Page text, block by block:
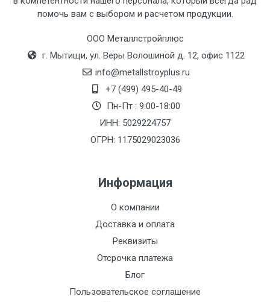
помочь вам с выбором и расчетом продукции.
ООО Металлстройплюс
г. Мытищи, ул. Веры Волошиной д. 12, офис 1122
info@metallstroyplus.ru
+7 (499) 495-40-49
Пн-Пт : 9:00-18:00
ИНН: 5029224757
ОГРН: 1175029023036
Информация
О компании
Доставка и оплата
Реквизиты
Отсрочка платежа
Блог
Пользовательское соглашение